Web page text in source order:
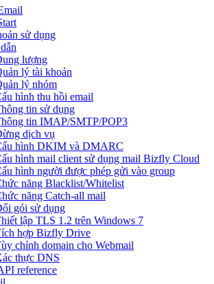
sử dụng
lượng
lý tài khoản
lý nhóm
hình thu hồi email
tin sử dụng
tin IMAP/SMTP/POP3
dịch vụ
hình DKIM và DMARC
hình mail client sử dụng mail Bizfly Cloud
hình người được phép gửi vào group
năng Blacklist/Whitelist
năng Catch-all mail
gói sử dụng
lập TLS 1.2 trên Windows 7
hợp Bizfly Drive
chỉnh domain cho Webmail
thực DNS
reference